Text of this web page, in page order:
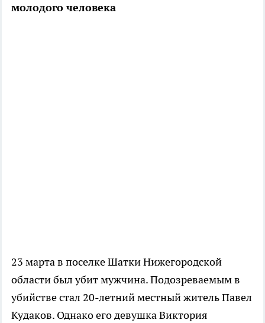
молодого человека
23 марта в поселке Шатки Нижегородской
области был убит мужчина. Подозреваемым в
убийстве стал 20-летний местный житель Павел
Кудаков. Однако его девушка Виктория